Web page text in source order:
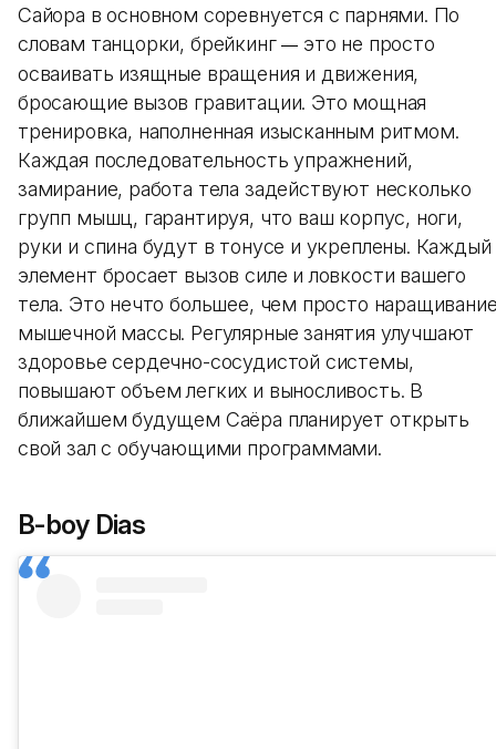
Сайора в основном соревнуется с парнями. По
словам танцорки, брейкинг— это не просто
осваивать изящные вращения и движения,
бросающие вызов гравитации. Это мощная
тренировка, наполненная изысканным ритмом.
Каждая последовательность упражнений,
замирание, работа тела задействуют несколько
групп мышц, гарантируя, что ваш корпус, ноги,
руки и спина будут в тонусе и укреплены. Каждый
элемент бросает вызов силе и ловкости вашего
тела. Это нечто большее, чем просто
мышечной массы. Регулярные занятия улучшают
здоровье сердечно-сосудистой системы,
повышают объем легких и выносливость. В
ближайшем будущем Саёра планирует открыть
свой зал с обучающими программами.
B-boy Dias